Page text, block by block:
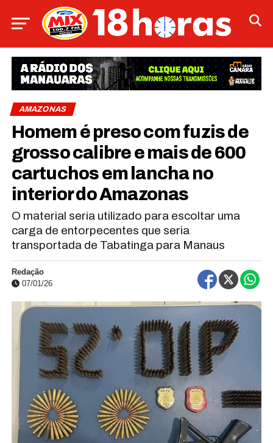
AMAZONAS
Homem é preso com fuzis de
grosso calibre e mais de 600
cartuchos em lancha no
interior do Amazonas
O material seria utilizado para escoltar uma
carga de entorpecentes que seria
transportada de Tabatinga para Manaus
Redação
07/01/26